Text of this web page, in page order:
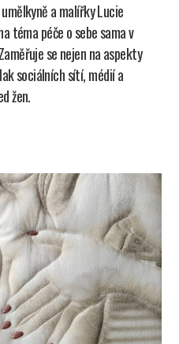
a malířky Lucie
téma péče o sebe sama v
se nejen na aspekty
sociálních sítí, médií a
žen.